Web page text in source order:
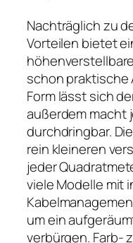
Nachträglich zu
Vorteilen bietet
schon praktische
Form lässt sich
außerdem macht
durchdringbar.
rein kleineren
jeder
viele Modelle mit
um ein
verbürgen. Farb-